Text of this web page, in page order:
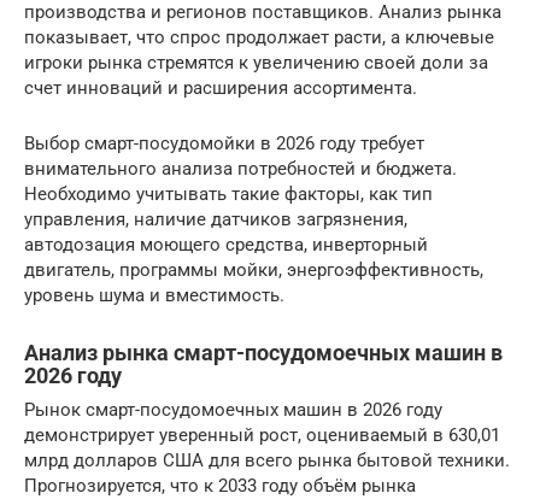
производства и регионов поставщиков. Анализ рынка
показывает, что спрос продолжает расти, а ключевые
игроки рынка стремятся к увеличению своей доли за
счет инноваций и расширения ассортимента.
Выбор смарт-посудомойки в 2026 году требует
внимательного анализа потребностей и бюджета.
Необходимо учитывать такие факторы, как тип
управления, наличие датчиков загрязнения,
автодозация моющего средства, инверторный
двигатель, программы мойки, энергоэффективность,
уровень шума и вместимость.
Анализ рынка смарт-посудомоечных машин в
2026 году
Рынок смарт-посудомоечных машин в 2026 году
демонстрирует уверенный рост, оцениваемый в 630,01
млрд долларов США для всего рынка бытовой техники.
Прогнозируется, что к 2033 году объём рынка